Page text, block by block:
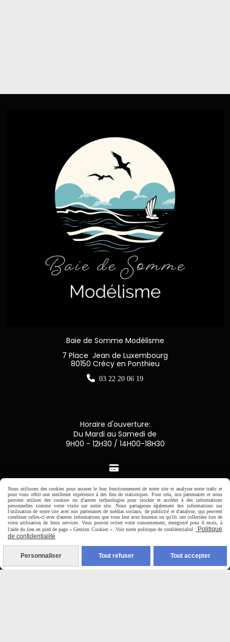
Baie de Somme Modélisme
7 Place Jean de Luxembourg
80150 Crécy en Ponthieu
 03 22 20 06 19
Horaire d'ouverture:
Du Mardi au Samedi de
9H00 - 12H30 / 14H00-18H30

Paiement sécurisé
CB Crédit Agricole
Virement bancaire
PAYPAL (4x sans frais)
Nous utilisons des cookies pour assurer le bon fonctionnement de notre site et analyser notre trafic et
pour vous offrir une meilleure expérience à des fins de statistiques. Pour cela, nos partenaires et nous
peuvent utiliser des cookies ou d'autres technologies pour stocker et accéder à des informations
personnelles comme votre visite sur notre site. Nous partageons également des informations sur
l'utilisation de notre site avec nos partenaires de médias sociaux, de publicité et d'analyse, qui peuvent
combiner celles-ci avec d'autres informations que vous leur avez fournies ou qu'ils ont collectées lors de
votre utilisation de leurs services. Vous pouvez retirer votre consentement, enregistré pour 6 mois, à
l'aide du lien en pied de page « Gestion Cookies ». Voir notre politique de confidentialité : Politique
de confidentialité
Personnaliser Tout refuser Tout accepter